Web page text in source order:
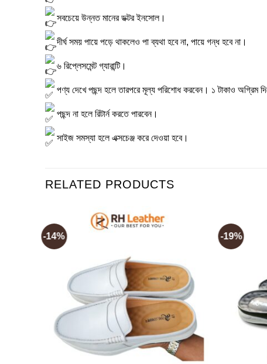
সবচেয়ে উন্নত মানের ডক্টর ইনসোল।
দীর্ঘ সময় পায়ে পড়ে থাকলেও পা ব্যথা হবে না, পায়ে গন্ধ হবে না।
৬ রিপ্লেসমেন্ট গ্যারান্টি।
পণ্য দেখে পছন্দ হলে তারপরে মূল্য পরিশোধ করবেন। ১ টাকাও অগ্রিম
পছন্দ না হলে রিটার্ন করতে পারবেন।
সাইজ সমস্যা হলে এক্সচেঞ্জ করে দেওয়া হবে।
RELATED PRODUCTS
-14% -19%